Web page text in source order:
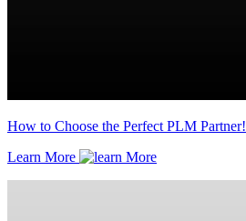
How to Choose the Perfect PLM Partner!
Learn More